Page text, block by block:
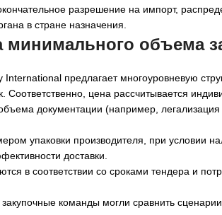
разрешение на импорт,
в стране назначения.
объема
предлагает многоуровневую
цена рассчитывается
документации (например,
упаковки производителя, при условии
доставки.
в соответствии со сроками тендера и
команды могли сравнить сценарии